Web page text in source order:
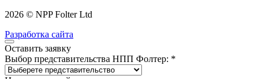
2026 © NPP Folter Ltd
Разработка сайта
Оставить заявку
Выбор представительства НПП Фолтер: *